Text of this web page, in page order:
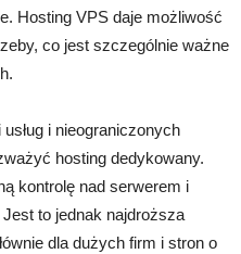
Hosting VPS daje możliwość
co jest szczególnie ważne
i nieograniczonych
hosting dedykowany.
kontrolę nad serwerem i
to jednak najdroższa
dla dużych firm i stron o